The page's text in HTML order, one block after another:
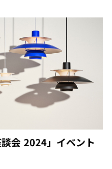
談会 2024」イベント